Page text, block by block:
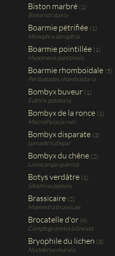
Biston marbré (1)
Biston strataria
Boarmie pétrifiée (1)
Menophra abruptria
Boarmie pointillée (1)
Hypomecis punctinalis
Boarmie rhomboïdale (5)
Peribatodes rhomboidaria
Bombyx buveur (1)
Euthrix potatoria
Bombyx de la ronce (1)
Macrothylacia rubi
Bombyx disparate (3)
Lymantris dispar
Bombyx du chêne (2)
Lasiocampa quercus
Botys verdâtre (1)
Sitochroa palealis
Brassicaire (2)
Mamestra brassicae
Brocatelle d'or (6)
Camptogramma bilineata
Bryophile du lichen (3)
Nyctobrya muralis